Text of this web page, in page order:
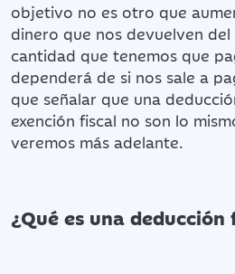
objetivo no es otro que
dinero que nos devuelven
cantidad que tenemos que
dependerá de si nos sale a
que señalar que una
exención fiscal no son lo
veremos más adelante.
¿Qué es una deducción